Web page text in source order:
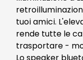
tuoi amici.
rende tutte le
trasportare -